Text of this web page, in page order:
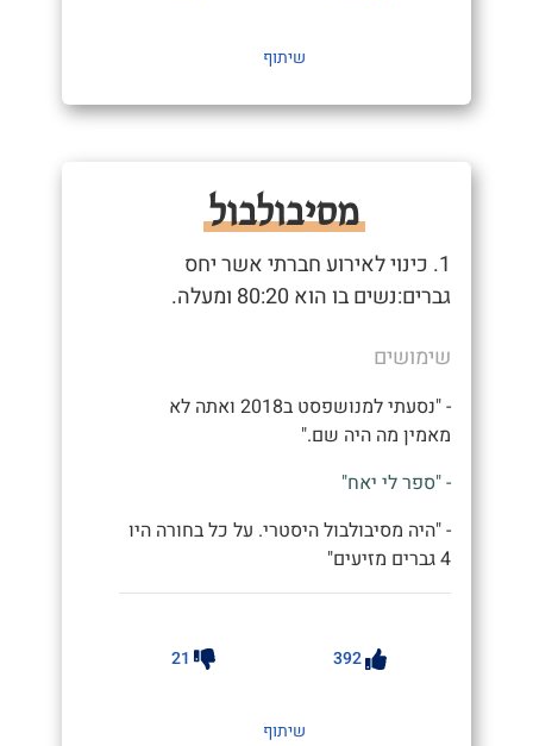
שיתוף
מסיבולבול
1. כינוי לאירוע חברתי אשר יחס
גברים:נשים בו הוא 80:20 ומעלה.
שימושים
- "נסעתי למנושפסט ב2018 ואתה לא
מאמין מה היה שם."
- "ספר לי יאח"
- "היה מסיבולבול היסטרי. על כל בחורה היו
4 גברים מזיעים"
392
21
שיתוף